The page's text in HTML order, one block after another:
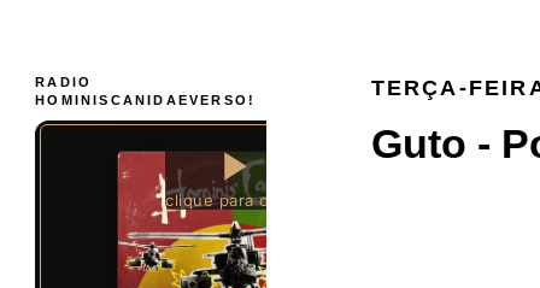
TERÇA-
Guto -
RADIO
HOMINISCANIDAEVERSO!